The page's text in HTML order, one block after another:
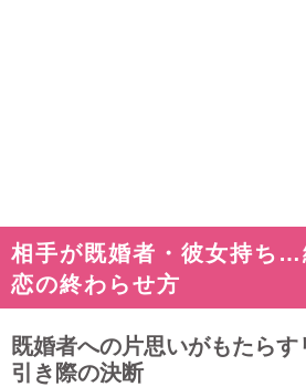
相手が既婚者・彼女持ち…
恋の終わらせ方
既婚者への片思いがもたら
引き際の決断